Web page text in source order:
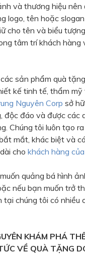
Đen
Đỏ
Bạc
Bạc
và thương hiệu nên
logo, tên hoặc
cho tên và biểu
tâm trí khách hàng
sản phẩm quà
kế tinh tế, thẩm mỹ
Nguyên Corp sở
độc đáo và được các
Chúng tôi luôn tạo
mắt, khác biệt và
cho khách hàng
quảng bá hình
nếu bạn muốn trở
tại chúng tôi có nhiều
KHÁM PHÁ
VỀ QUÀ TẶNG